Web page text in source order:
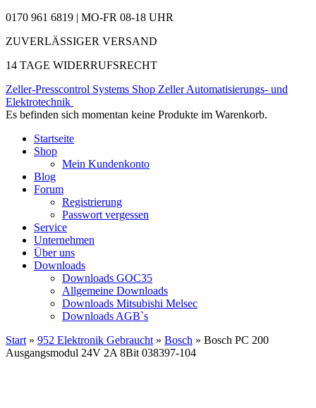
0170 961 6819 | MO-FR 08-18 UHR
ZUVERLÄSSIGER VERSAND
14 TAGE WIDERRUFSRECHT
Zeller-Presscontrol Systems Shop Zeller Automatisierungs- und
Elektrotechnik
Es befinden sich momentan keine Produkte im Warenkorb.
Startseite
Shop
Mein Kundenkonto
Blog
Forum
Registrierung
Passwort vergessen
Service
Unternehmen
Über uns
Downloads
Downloads GOC35
Allgemeine Downloads
Downloads Mitsubishi Melsec
Downloads AGB`s
Start » 952 Elektronik Gebraucht » Bosch » Bosch PC 200
Ausgangsmodul 24V 2A 8Bit 038397-104